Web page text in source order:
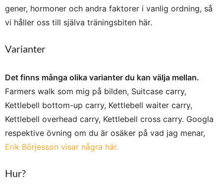
gener, hormoner och andra faktorer i vanlig ordning, så
vi håller oss till själva träningsbiten här.
Varianter
Det finns många olika varianter du kan välja mellan.
Farmers walk som mig på bilden, Suitcase carry,
Kettlebell bottom-up carry, Kettlebell waiter carry,
Kettlebell overhead carry, Kettlebell cross carry. Googla
respektive övning om du är osäker på vad jag menar,
Erik Börjesson visar några här.
Hur?